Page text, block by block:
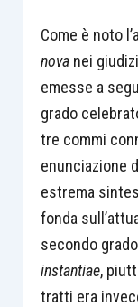
Come è noto
novanei
emesse a
grado
tre commi
enunciazione
estrema
fonda
secondo
instantiae,
tratti era